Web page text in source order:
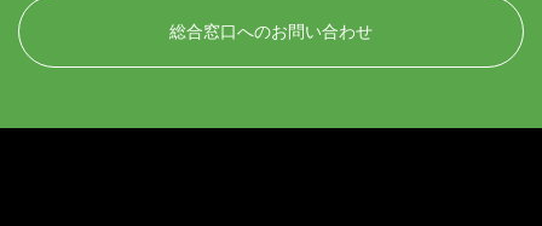
総合窓口へのお問い合わせ